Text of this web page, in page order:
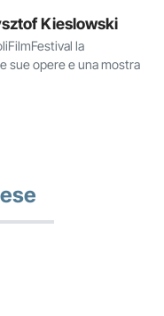
Kieslowski
la
sue opere e una mostra